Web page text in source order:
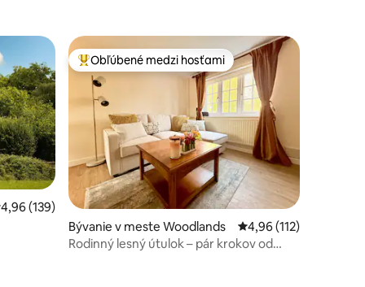
138
ohodnotenie 4,96 z 5, počet hodnotení: 139
4,96 (139)
Najobľúbenejšie medzi hosťami
Obľúbené medzi hosťami
Bývanie v meste Woodlands Priemerné
4,96 (112)
Rodinný lesný útulok – pár krokov od